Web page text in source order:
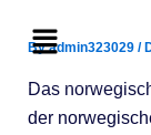
Menu
Byadmin323029 /
Das
der